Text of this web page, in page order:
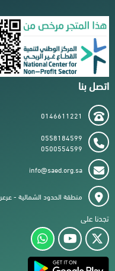
اتصل بنا
0146611221
0558184599
0500554599
info@saed.org.sa
منطقة الحدود الشمالية - عرعر
تجدنا على